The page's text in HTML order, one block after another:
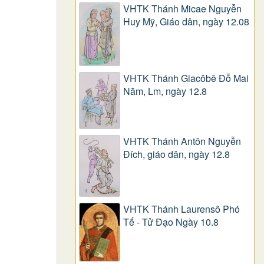
VHTK Thánh Micae Nguyễn
Huy Mỹ, Giáo dân, ngày 12.08
VHTK Thánh Giacôbê Ðỗ Mai
Năm, Lm, ngày 12.8
VHTK Thánh Antôn Nguyễn
Ðích, giáo dân, ngày 12.8
VHTK Thánh Laurensô Phó
Tế - Tử Đạo Ngày 10.8